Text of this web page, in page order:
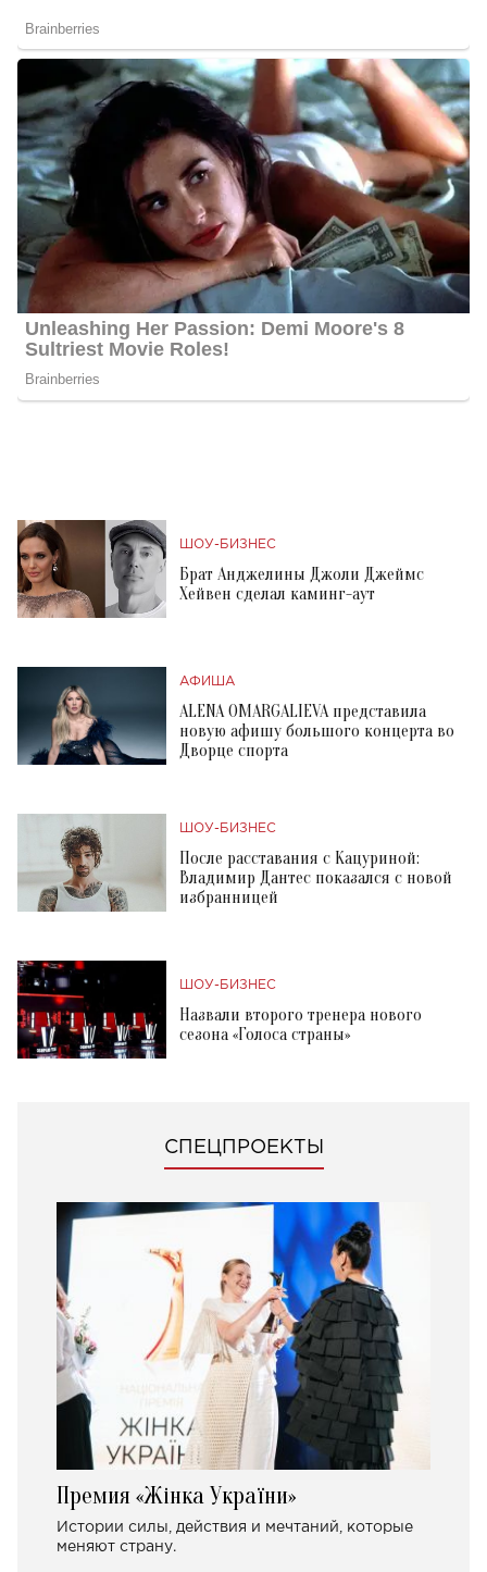
ШОУ-БИЗНЕС
Брат Анджелины Джоли Джеймс
Хейвен сделал каминг-аут
АФИША
ALENA OMARGALIEVA представила
новую афишу большого концерта во
Дворце спорта
ШОУ-БИЗНЕС
После расставания с Кацуриной:
Владимир Дантес показался с новой
избранницей
ШОУ-БИЗНЕС
Назвали второго тренера нового
сезона «Голоса страны»
СПЕЦПРОЕКТЫ
Премия «Жінка України»
Истории силы, действия и мечтаний, которые
меняют страну.